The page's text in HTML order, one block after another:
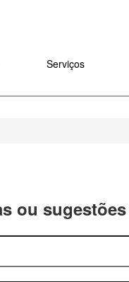
Serviços
ou sugestões